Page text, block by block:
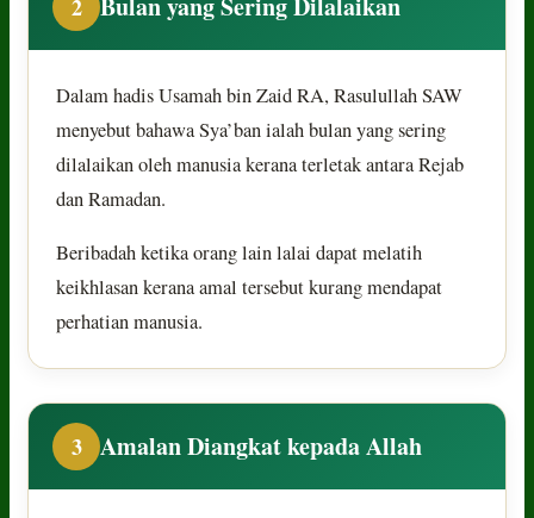
2
Dalam hadis Usamah bin Zaid RA, Rasulullah SAW
menyebut bahawa Sya’ban ialah bulan yang sering
dilalaikan oleh manusia kerana terletak antara Rejab
dan Ramadan.
Beribadah ketika orang lain lalai dapat melatih
keikhlasan kerana amal tersebut kurang mendapat
perhatian manusia.
3 Amalan Diangkat kepada Allah